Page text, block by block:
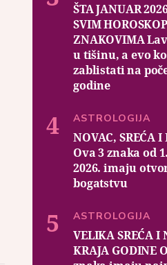
ŠTA JANUAR
SVIM
ZNAKOVIMA
u tišinu, a evo
zablistati na
godine
ASTROLOGIJA
NOVAC, SREĆA
Ova 3 znaka od
2026. imaju
bogatstvu
ASTROLOGIJA
VELIKA SREĆA I
KRAJA GODINE